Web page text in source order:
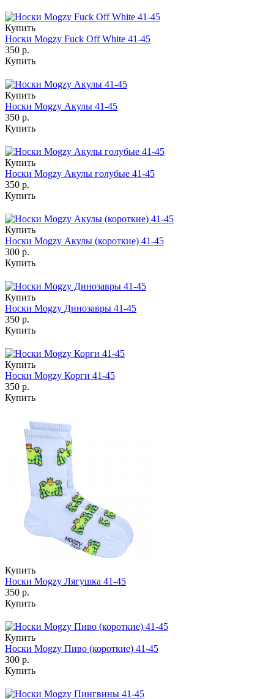
Купить
Носки Mogzy Fuck Off White 41-45
350 р.
Купить
Купить
Носки Mogzy Акулы 41-45
350 р.
Купить
Купить
Носки Mogzy Акулы голубые 41-45
350 р.
Купить
Купить
Носки Mogzy Акулы (короткие) 41-45
300 р.
Купить
Купить
Носки Mogzy Динозавры 41-45
350 р.
Купить
Купить
Носки Mogzy Корги 41-45
350 р.
Купить
Купить
Носки Mogzy Лягушка 41-45
350 р.
Купить
Купить
Носки Mogzy Пиво (короткие) 41-45
300 р.
Купить